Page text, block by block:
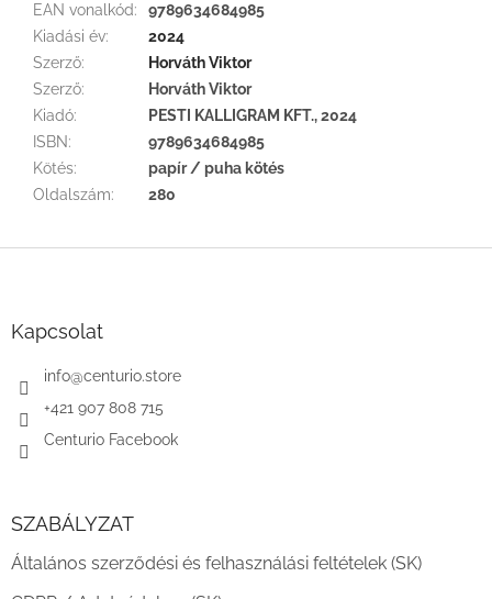
EAN vonalkód:
9789634684985
Kiadási év:
2024
Szerző:
Horváth Viktor
Szerző:
Horváth Viktor
Kiadó:
PESTI KALLIGRAM KFT., 2024
ISBN:
9789634684985
Kötés:
papír / puha kötés
Oldalszám: 280
Kapcsolat
info@centurio.store
+421 907 808 715
Centurio Facebook
SZABÁLYZAT
Általános szerződési és felhasználási feltételek (SK)